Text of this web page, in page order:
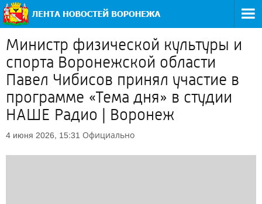
Министр физической культуры и
спорта Воронежской области
Павел Чибисов принял участие в
программе «Тема дня» в студии
НАШЕ Радио | Воронеж
4 июня 2026, 15:31 Официально